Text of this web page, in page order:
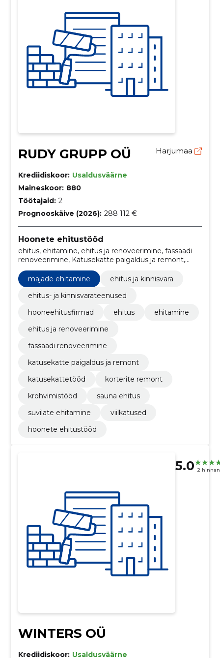
RUDY GRUPP OÜ Harjumaa
Krediidiskoor: Usaldusväärne
Maineskoor: 880
Töötajaid: 2
Prognooskäive (2026): 288 112 €
Hoonete ehitustööd
ehitus, ehitamine, ehitus ja renoveerimine, fassaadi
renoveerimine, Katusekatte paigaldus ja remont,
Katusekattetööd, Korterite remont, krohvimistööd,
Majade ehitamine, sauna ehitus
majade ehitamine
ehitus ja kinnisvara
ehitus- ja kinnisvarateenused
hooneehitusfirmad
ehitus
ehitamine
ehitus ja renoveerimine
fassaadi renoveerimine
katusekatte paigaldus ja remont
katusekattetööd
korterite remont
krohvimistööd
sauna ehitus
suvilate ehitamine
viilkatused
hoonete ehitustööd
5.0 2
WINTERS OÜ
Krediidiskoor: Usaldusväärne